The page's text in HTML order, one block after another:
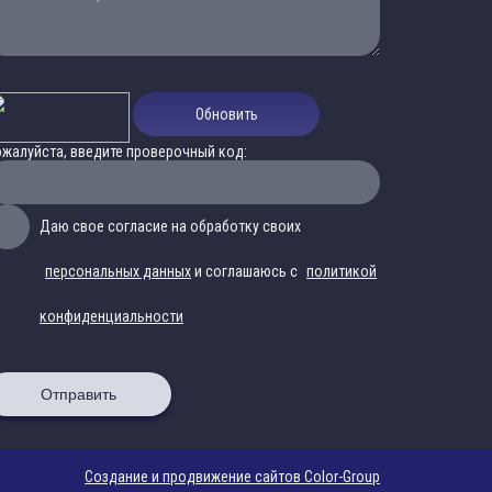
Обновить
введите проверочный код:
Даю свое согласие на обработку своих
персональных данныхи соглашаюсь с политикой
конфиденциальности
Отправить
Создание и продвижение сайтов Color-Group